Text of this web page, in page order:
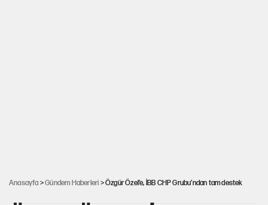
Anasayfa >Gündem Haberleri > Özgür Özel’e, İBB CHP Grubu'ndan tam destek